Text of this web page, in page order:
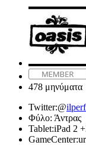
478 μηνύματα
Twitter:@
Φύλο: Άντρας
Tablet:iPad 2
GameCenter: